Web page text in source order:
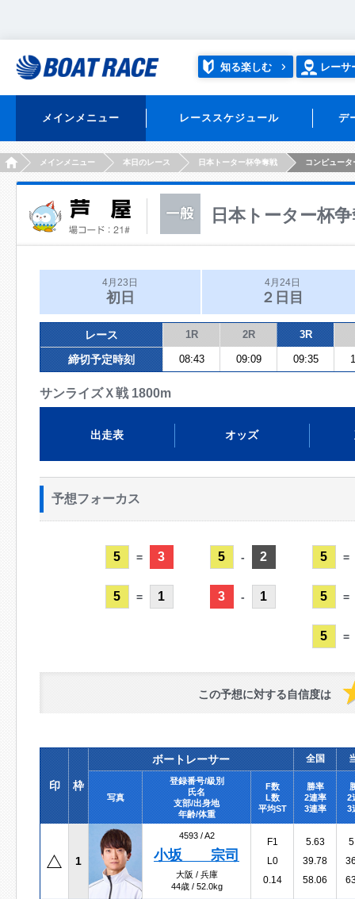
知る楽しむ レーサ
メインメニュー レーススケジュール デ
HOMEメインメニュー 本日のレース 日本トーター杯争奪戦 コンピュータ
日本トーター杯
4月23日
初日
4月24日
２日目
レース 1R 2R 3R
締切予定時刻 08:43 09:09 09:35
サンライズＸ戦 1800m
出走表 オッズ
予想フォーカス
5 = 3
5 = 1
5 - 2
3 - 1
5 =
5 =
5 =
この予想に対する自信度は
印 枠
ボートレーサー 全国
写真
登録番号/級別
氏名
支部/出身地
年齢/体重
F数
L数
平均ST
勝率
2連率
3連率
2
3
1
4593 /A2
小坂 宗司
大阪 / 兵庫
44歳 / 52.0kg
F1
L0
0.14
5.63
39.78
58.06